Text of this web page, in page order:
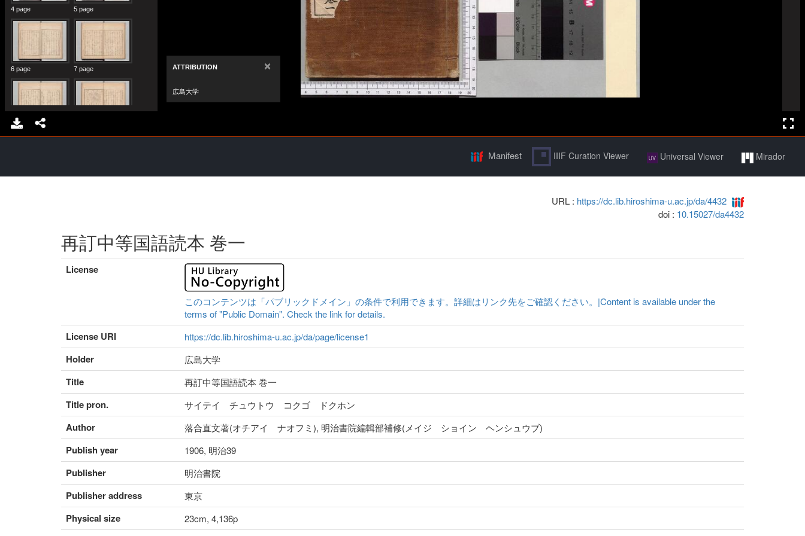
Manifest IIIF Curation Viewer Universal Viewer Mirador
URL : https://dc.lib.hiroshima-u.ac.jp/da/4432
doi : 10.15027/da4432
再訂中等国語読本 巻一
License
このコンテンツは「パブリックドメイン」の条件で利用できます。詳細はリンク先をご確認ください。|Content is available under the
terms of "Public Domain". Check the link for details.
License URI https://dc.lib.hiroshima-u.ac.jp/da/page/license1
Holder 広島大学
Title 再訂中等国語読本 巻一
Title pron. サイテイ チュウトウ コクゴ ドクホン
Author 落合直文著(オチアイ ナオフミ), 明治書院編輯部補修(メイジ ショイン ヘンシュウブ)
Publish year 1906, 明治39
Publisher 明治書院
Publisher address 東京
Physical size 23cm, 4,136p